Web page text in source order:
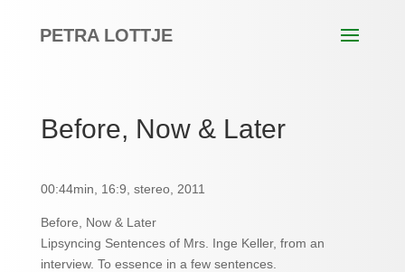
PETRA LOTTJE
Before, Now & Later
00:44min, 16:9, stereo, 2011
Before, Now & Later
Lipsyncing Sentences of Mrs. Inge Keller, from an
interview. To essence in a few sentences.